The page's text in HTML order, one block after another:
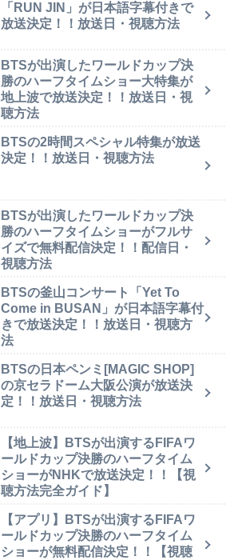
「RUN JIN」が日本語字幕付きで
放送決定！！放送日・視聴方法
BTSが出演したワールドカップ決
勝のハーフタイムショー大特集が
地上波で放送決定！！放送日・視
聴方法
BTSの2時間スペシャル特集が放送
決定！！放送日・視聴方法
BTSが出演したワールドカップ決
勝のハーフタイムショーがフルサ
イズで無料配信決定！！配信日・
視聴方法
BTSの釜山コンサート「Yet To
Come in BUSAN」が日本語字幕付
きで放送決定！！放送日・視聴方
法
BTSの日本ペンミ[MAGIC SHOP]
の京セラドーム大阪公演が放送決
定！！放送日・視聴方法
【地上波】BTSが出演するFIFAワ
ールドカップ決勝のハーフタイム
ショーがNHKで放送決定！！【視
聴方法完全ガイド】
【アプリ】BTSが出演するFIFAワ
ールドカップ決勝のハーフタイム
ショーが無料配信決定！！【視聴